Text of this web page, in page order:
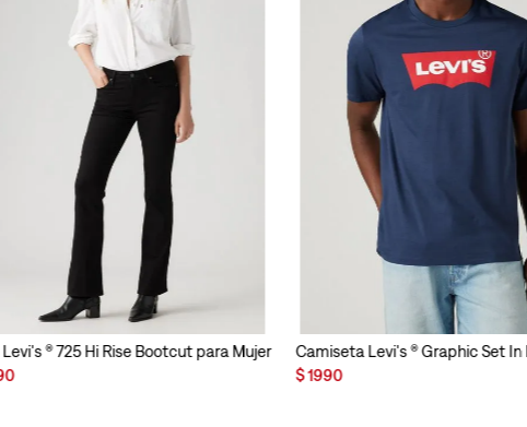
® 725 Hi Rise Bootcut para Mujer
Camiseta Levi's ® Graphic Set
$1990